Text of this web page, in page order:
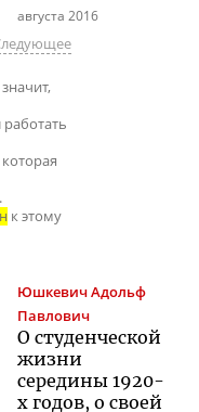
августа 2016
к этому
ЮшкевичАдольф
Павлович
О студенческой
жизни
середины 1920-
х годов, о своей